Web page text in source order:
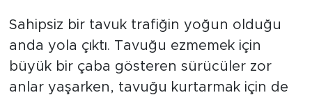
Sahipsiz bir tavuk trafiğin yoğun olduğu
anda yola çıktı. Tavuğu ezmemek için
büyük bir çaba gösteren sürücüler zor
anlar yaşarken, tavuğu kurtarmak için de